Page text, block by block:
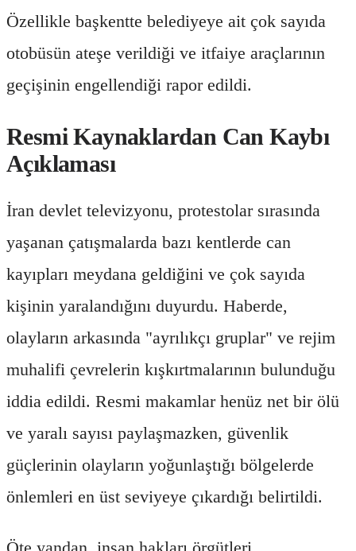
Özellikle başkentte belediyeye ait çok sayıda
otobüsün ateşe verildiği ve itfaiye araçlarının
geçişinin engellendiği rapor edildi.
Resmi Kaynaklardan Can Kaybı
Açıklaması
İran devlet televizyonu, protestolar sırasında
yaşanan çatışmalarda bazı kentlerde can
kayıpları meydana geldiğini ve çok sayıda
kişinin yaralandığını duyurdu. Haberde,
olayların arkasında "ayrılıkçı gruplar" ve rejim
muhalifi çevrelerin kışkırtmalarının bulunduğu
iddia edildi. Resmi makamlar henüz net bir ölü
ve yaralı sayısı paylaşmazken, güvenlik
güçlerinin olayların yoğunlaştığı bölgelerde
önlemleri en üst seviyeye çıkardığı belirtildi.